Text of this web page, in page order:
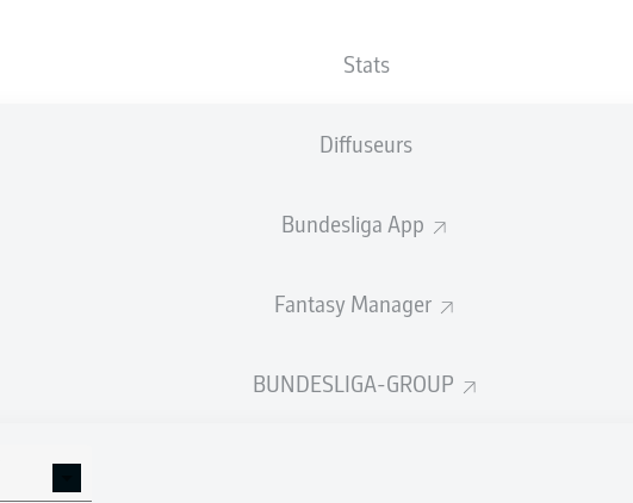
Stats
Diffuseurs
Bundesliga App
Fantasy Manager
BUNDESLIGA-GROUP
XBUTS